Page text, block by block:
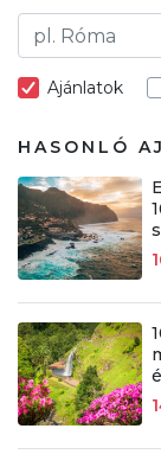
Ajánlatok
HASONLÓ